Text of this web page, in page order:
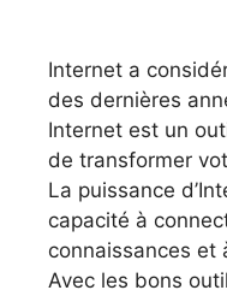
Internet a
des dernières
Internet est un
de transformer
La puissance
capacité à
connaissances et
Avec les bons